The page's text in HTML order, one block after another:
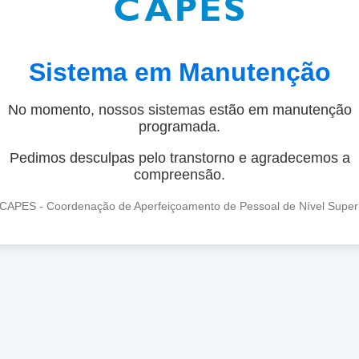
Sistema em Manutenção
No momento, nossos sistemas estão em manutenção
programada.
Pedimos desculpas pelo transtorno e agradecemos a
compreensão.
- Coordenação de Aperfeiçoamento de Pessoal de Nível